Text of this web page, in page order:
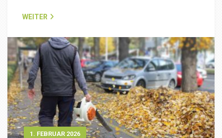
WEITER
1. FEBRUAR 2026